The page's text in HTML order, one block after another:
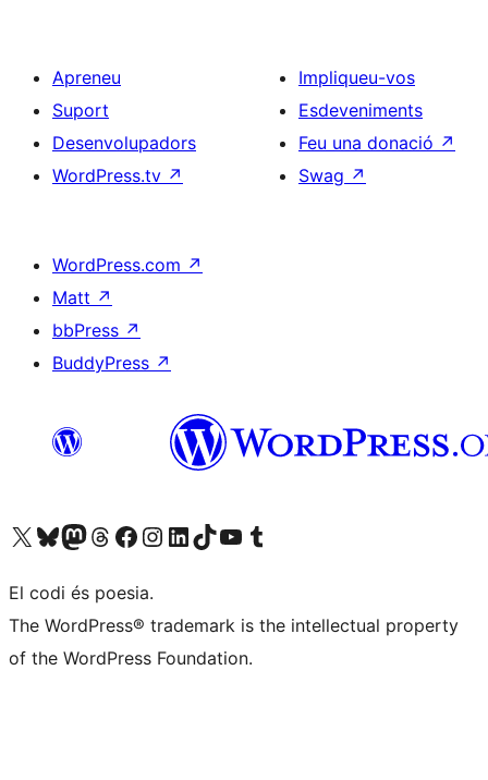
Apreneu
Suport
Desenvolupadors
WordPress.tv ↗
Impliqueu-vos
Esdeveniments
Feu una donació ↗
Swag ↗
WordPress.com ↗
Matt ↗
bbPress ↗
BuddyPress ↗
Visiteu el nostre compte X (abans Twitter)
Visiteu el nostre compte de Bluesky
Visiteu el nostre compte al Mastodon
Visiteu el nostre compte de Threads
Visiteu la nostra pàgina al Facebook
Visiteu el nostre compte d'Instagram
Visiteu el nostre compte de LinkedIn
Visiteu el nostre compte de TikTok
Visiteu el nostre canal al YouTube
Visiteu el nostre compte de Tumblr
El codi és poesia.
The WordPress® trademark is the intellectual property
of the WordPress Foundation.